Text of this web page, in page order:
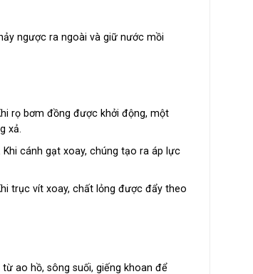
ngược ra ngoài và giữ nước mồi
rọ bơm đồng được khởi động, một
xả.
cánh gạt xoay, chúng tạo ra áp lực
trục vít xoay, chất lỏng được đẩy theo
ao hồ, sông suối, giếng khoan để